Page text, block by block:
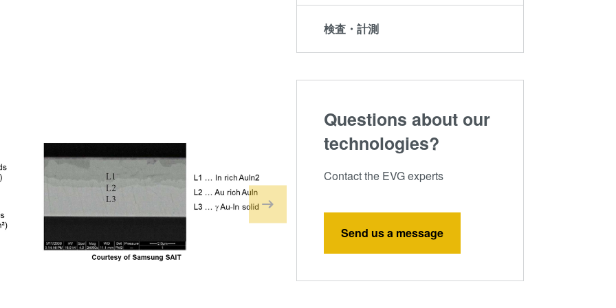
検査・計測
Questions about our
technologies?
Contact the EVG experts
Send us a message